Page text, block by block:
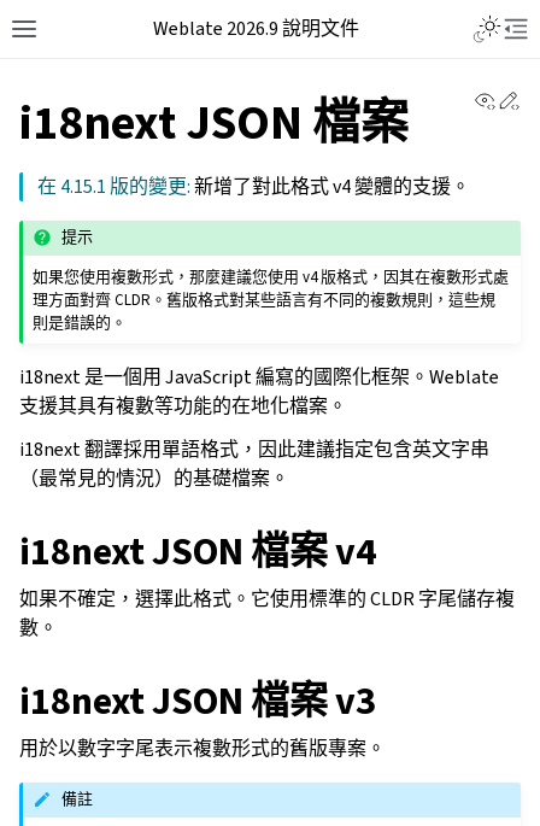
Weblate 2026.9 說明文件
i18next JSON 檔案
在 4.15.1 版的變更:新增了對此格式 v4 變體的支援。
提示
如果您使用複數形式，那麼建議您使用 v4 版格式，因其在複數形式處
理方面對齊 CLDR。舊版格式對某些語言有不同的複數規則，這些規
則是錯誤的。
i18next 是一個用 JavaScript 編寫的國際化框架。Weblate
支援其具有複數等功能的在地化檔案。
i18next 翻譯採用單語格式，因此建議指定包含英文字串
（最常見的情況）的基礎檔案。
i18next JSON 檔案 v4
如果不確定，選擇此格式。它使用標準的 CLDR 字尾儲存複
數。
i18next JSON 檔案 v3
用於以數字字尾表示複數形式的舊版專案。
備註